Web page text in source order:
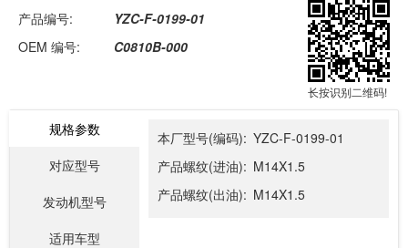
产品编号:
YZC-F-0199-01
OEM 编号:
C0810B-000
长按识别二维码!
规格参数
对应型号
发动机型号
适用车型
本厂型号(编码): YZC-F-0199-01
产品螺纹(进油): M14X1.5
产品螺纹(出油): M14X1.5